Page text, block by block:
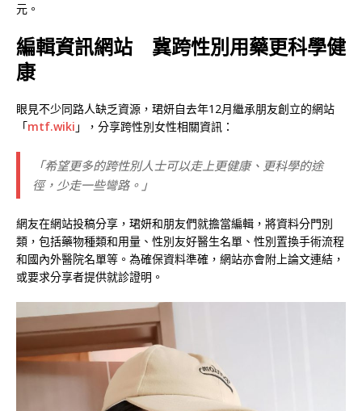
元。
編輯資訊網站 冀跨性別用藥更科學健
康
眼見不少同路人缺乏資源，珺妍自去年12月繼承朋友創立的網站
「mtf.wiki 」，分享跨性別女性相關資訊：
「希望更多的跨性別人士可以走上更健康、更科學的途
徑，少走一些彎路。」
網友在網站投稿分享，珺妍和朋友們就擔當編輯，將資料分門別
類，包括藥物種類和用量、性別友好醫生名單、性別置換手術流程
和國內外醫院名單等。為確保資料準確，網站亦會附上論文連結，
或要求分享者提供就診證明。